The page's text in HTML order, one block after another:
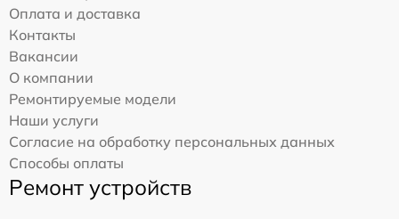
Оплата и доставка
Контакты
Вакансии
О компании
Ремонтируемые модели
Наши услуги
Согласие на обработку персональных данных
Способы оплаты
Ремонт устройств